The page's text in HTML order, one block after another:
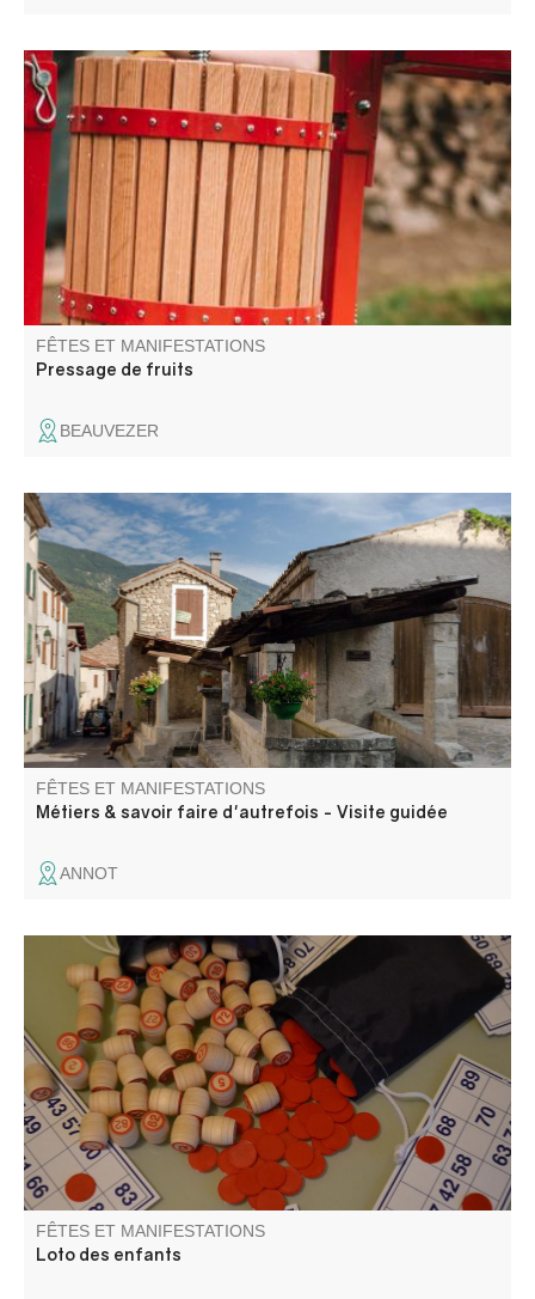
Une journée pour broyer, presser, pasteuriser, échanger,
et partager sans modération !
FÊTES ET MANIFESTATIONS
Pressage de fruits
BEAUVEZER
Perché à 700 mètres d’altitude dans la haute vallée de la
Vaïre, Annot se découvre à travers les métiers et savoir-
faire d’autrefois.
FÊTES ET MANIFESTATIONS
Métiers & savoir faire d'autrefois - Visite guidée
ANNOT
Organisé par Villars Animations . Buvette et vente de
gâteaux sur place. Les enfants doivent être
accompagnés.
FÊTES ET MANIFESTATIONS
Loto des enfants